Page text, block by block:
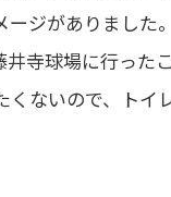
ジがありまし
井寺球場に行っ
ないので、ト